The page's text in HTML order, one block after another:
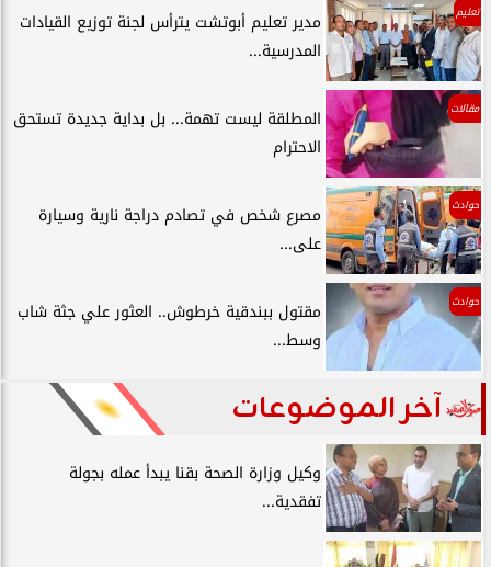
تعليم
مدير تعليم أبوتشت يترأس لجنة توزيع القيادات
المدرسية...
مقالات
المطلقة ليست تهمة... بل بداية جديدة تستحق
الاحترام
حوادث
مصرع شخص في تصادم دراجة نارية وسيارة
على...
حوادث
مقتول ببندقية خرطوش.. العثور علي جثة شاب
وسط...
آخر الموضوعات
وكيل وزارة الصحة بقنا يبدأ عمله بجولة
تفقدية...